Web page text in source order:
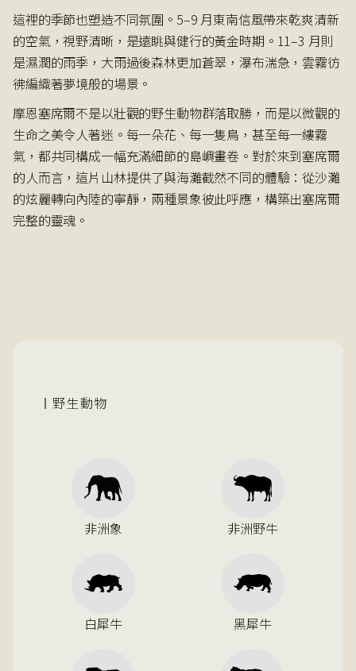
這裡的季節也塑造不同氛圍。5–9 月東南信風帶來乾爽清新
的空氣，視野清晰，是遠眺與健行的黃金時期。11–3 月則
是濕潤的雨季，大雨過後森林更加蒼翠，瀑布湍急，雲霧彷
彿編織著夢境般的場景。
摩恩塞席爾不是以壯觀的野生動物群落取勝，而是以微觀的
生命之美令人著迷。每一朵花、每一隻鳥，甚至每一縷霧
氣，都共同構成一幅充滿細節的島嶼畫卷。對於來到塞席爾
的人而言，這片山林提供了與海灘截然不同的體驗：從沙灘
的炫麗轉向內陸的寧靜，兩種景象彼此呼應，構築出塞席爾
完整的靈魂。
野生動物
非洲象 非洲野牛
白犀牛 黑犀牛